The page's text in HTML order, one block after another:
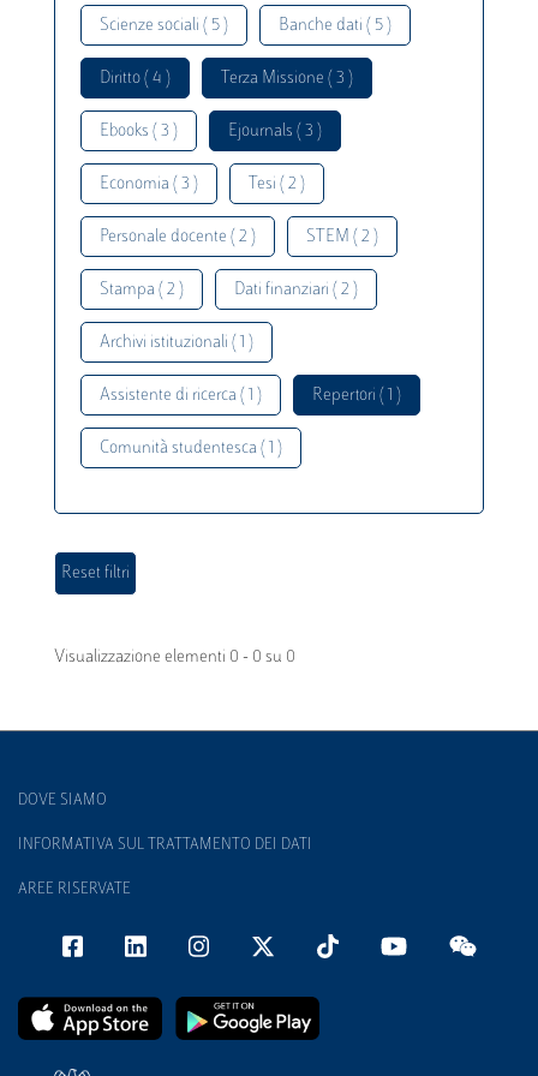
Scienze sociali ( 5 ) Banche dati ( 5 )
Diritto ( 4 ) Terza Missione ( 3 )
Ebooks ( 3 ) Ejournals ( 3 )
Economia ( 3 ) Tesi ( 2 )
Personale docente ( 2 ) STEM ( 2 )
Stampa ( 2 ) Dati finanziari ( 2 )
Archivi istituzionali ( 1 )
Assistente di ricerca ( 1 ) Repertori ( 1 )
Comunità studentesca ( 1 )
Visualizzazione elementi 0 - 0 su 0
DOVE SIAMO
INFORMATIVA SUL TRATTAMENTO DEI DATI
AREE RISERVATE